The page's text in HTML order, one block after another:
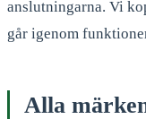
anslutningarna. Vi
går igenom
Alla